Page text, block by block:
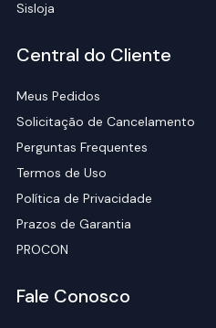
Sisloja
Central do Cliente
Meus Pedidos
Solicitação de Cancelamento
Perguntas Frequentes
Termos de Uso
Política de Privacidade
Prazos de Garantia
PROCON
Fale Conosco